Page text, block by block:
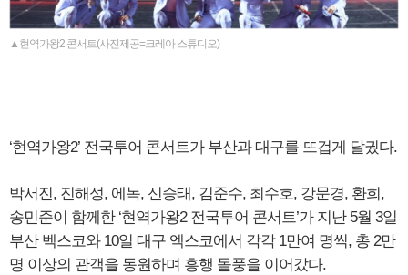
▲현역가왕2 콘서트(사진제공=크레아 스튜디오)
‘현역가왕2’ 전국투어 콘서트가 부산과 대구를 뜨겁게 달궜다.
박서진, 진해성, 에녹, 신승태, 김준수, 최수호, 강문경, 환희,
송민준이 함께한 ‘현역가왕2 전국투어 콘서트’가 지난 5월 3일
부산 벡스코와 10일 대구 엑스코에서 각각 1만여 명씩, 총 2만
명 이상의 관객을 동원하며 흥행 돌풍을 이어갔다.